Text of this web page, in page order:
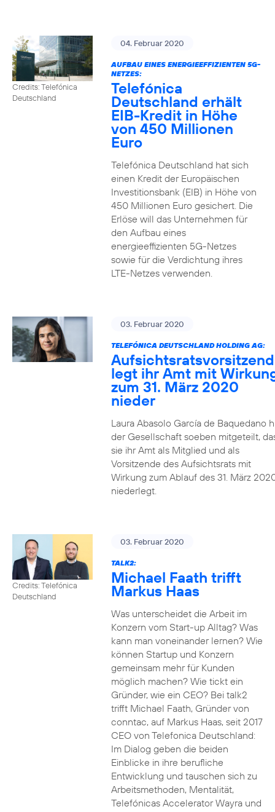
Credits: Telefónica
Deutschland
04. Februar 2020
AUFBAU EINES ENERGIEEFFIZIENTEN 5G-
NETZES:
Telefónica
Deutschland erhält
EIB-Kredit in Höhe
von 450 Millionen
Euro
Telefónica Deutschland hat sich
einen Kredit der Europäischen
Investitionsbank (EIB) in Höhe von
450 Millionen Euro gesichert. Die
Erlöse will das Unternehmen für
den Aufbau eines
energieeffizienten 5G-Netzes
sowie für die Verdichtung ihres
LTE-Netzes verwenden.
03. Februar 2020
TELEFÓNICA DEUTSCHLAND HOLDING AG:
legt ihr Amt mit
zum 31. März 2020
nieder
Laura Abasolo García de Baquedano
der Gesellschaft soeben mitgeteilt,
sie ihr Amt als Mitglied und als
Vorsitzende des Aufsichtsrats mit
Wirkung zum Ablauf des 31. März
niederlegt.
Credits: Telefónica
Deutschland
03. Februar 2020
TALK2:
Michael Faath trifft
Markus Haas
Was unterscheidet die Arbeit im
Konzern vom Start-up Alltag? Was
kann man voneinander lernen? Wie
können Startup und Konzern
gemeinsam mehr für Kunden
möglich machen? Wie tickt ein
Gründer, wie ein CEO? Bei talk2
trifft Michael Faath, Gründer von
conntac, auf Markus Haas, seit 2017
CEO von Telefonica Deutschland:
Im Dialog geben die beiden
Einblicke in ihre berufliche
Entwicklung und tauschen sich zu
Arbeitsmethoden, Mentalität,
Telefónicas Accelerator Wayra und